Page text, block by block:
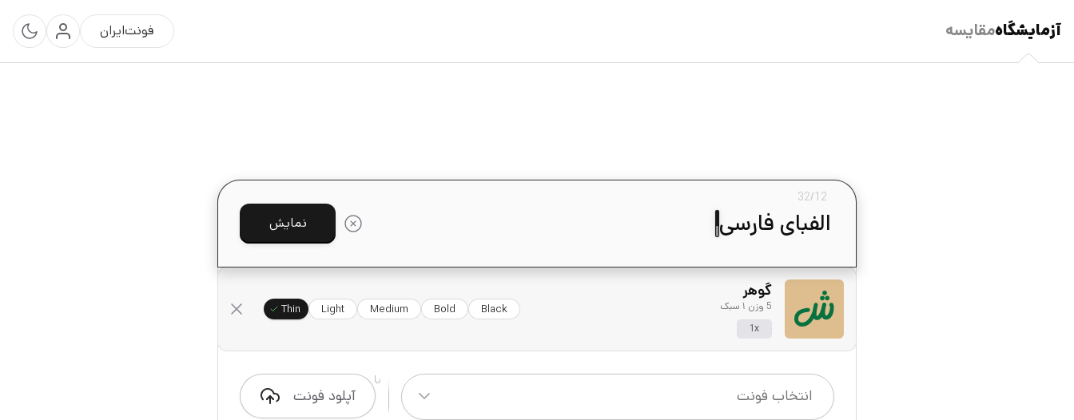
آزمایشگاهمقایسه فونت‌ایران
گوهر
5 وزن ۱ سبک
1x
Thin Light Medium Bold Black
آپلود فونت
نمایش
32/12